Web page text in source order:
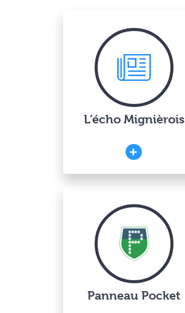
L’écho Mignièrois
Panneau Pocket